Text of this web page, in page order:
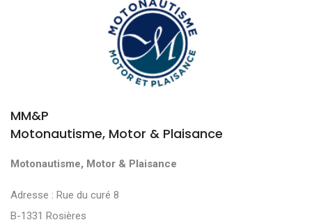
MM&P
Motonautisme, Motor & Plaisance
Motonautisme, Motor & Plaisance
Adresse : Rue du curé 8
B-1331 Rosières